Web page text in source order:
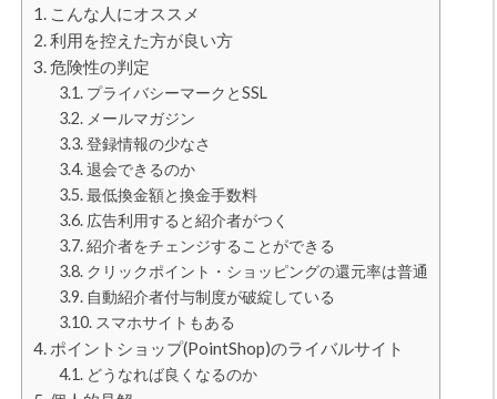
こんな人にオススメ
利用を控えた方が良い方
危険性の判定
プライバシーマークとSSL
メールマガジン
登録情報の少なさ
退会できるのか
最低換金額と換金手数料
広告利用すると紹介者がつく
紹介者をチェンジすることができる
クリックポイント・ショッピングの還元率は普通
自動紹介者付与制度が破綻している
スマホサイトもある
ポイントショップ(PointShop)のライバルサイト
どうなれば良くなるのか